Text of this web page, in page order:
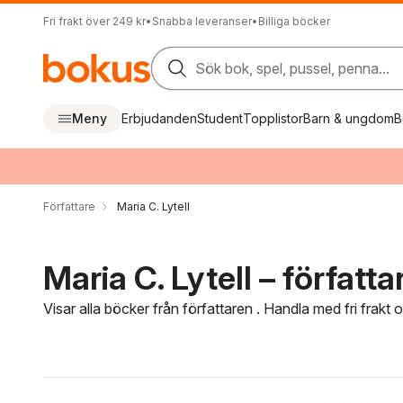
Fri frakt över 249 kr• Snabba leveranser• Billiga böcker
Sök bok, spel, pussel, penna...
Meny ErbjudandenStudentTopplistorBarn & ungdom
Författare Maria C. Lytell
Maria C. Lytell –
Visar alla böcker från författaren . Handla med fri frakt